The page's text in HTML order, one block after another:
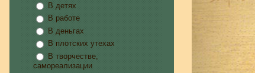
В детях
В работе
В деньгах
В плотских утехах
В творчестве,
самореализации